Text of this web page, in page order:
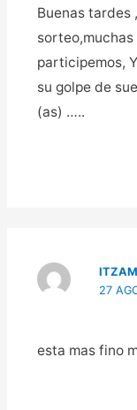
Buenas tardes
participemos,
su golpe de
(as) …..
27
esta mas fino